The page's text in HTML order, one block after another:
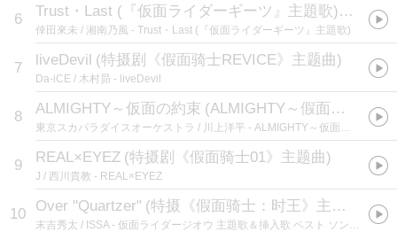
6 Trust・Last (『仮面ライダーギーツ』主題歌)
( 特摄
倖田來未 / 湘南乃風 - Trust・Last (『仮面ライダーギーツ』主題歌)
7 liveDevil (特摄剧《假面骑士REVICE》主题曲)
Da-iCE / 木村昴 - liveDevil
8 ALMIGHTY～仮面の約束 (ALMIGHTY～假面的约定（特摄剧《假面骑士圣刃》主题曲）
東京スカパラダイスオーケストラ / 川上洋平 - ALMIGHTY～仮面の約束
9 REAL×EYEZ (特摄剧《假面骑士01》主题曲)
J / 西川貴教 - REAL×EYEZ
10 Over "Quartzer" (特摄《假面骑士：时王》主题曲
末吉秀太 / ISSA- 仮面ライダージオウ 主題歌＆挿入歌 ベスト ソング コレクション